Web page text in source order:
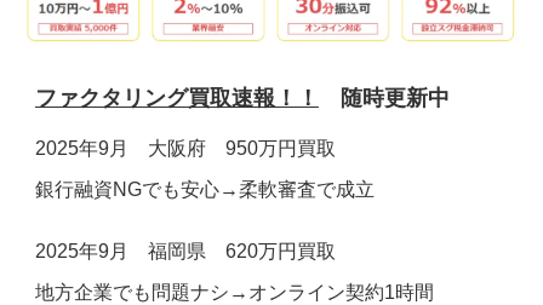
ファクタリング買取速報！！ 随時更新中
2025年9月 大阪府 950万円買取
銀行融資NGでも安心→柔軟審査で成立
2025年9月 福岡県 620万円買取
地方企業でも問題ナシ→オンライン契約1時間